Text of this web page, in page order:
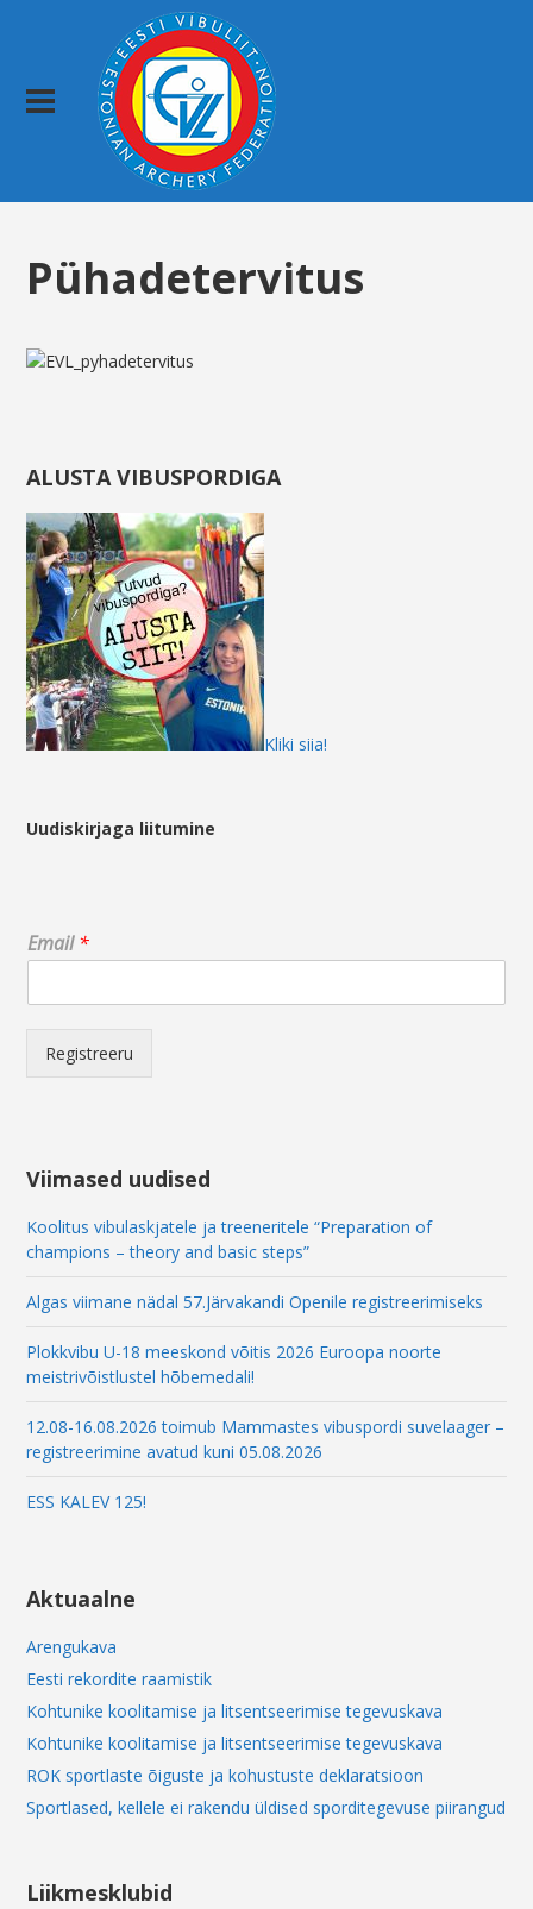
Pühadetervitus
ALUSTA VIBUSPORDIGA
Kliki siia!
Uudiskirjaga liitumine
*
E
a
l
Email*
Registreeru
Viimased uudised
Koolitus vibulaskjatele ja treeneritele “Preparation of
champions – theory and basic steps”
Algas viimane nädal 57.Järvakandi Openile registreerimiseks
Plokkvibu U-18 meeskond võitis 2026 Euroopa noorte
meistrivõistlustel hõbemedali!
12.08-16.08.2026 toimub Mammastes vibuspordi suvelaager –
registreerimine avatud kuni 05.08.2026
ESS KALEV 125!
Aktuaalne
Arengukava
Eesti rekordite raamistik
Kohtunike koolitamise ja litsentseerimise tegevuskava
Kohtunike koolitamise ja litsentseerimise tegevuskava
ROK sportlaste õiguste ja kohustuste deklaratsioon
Sportlased, kellele ei rakendu üldised sporditegevuse piirangud
Liikmesklubid